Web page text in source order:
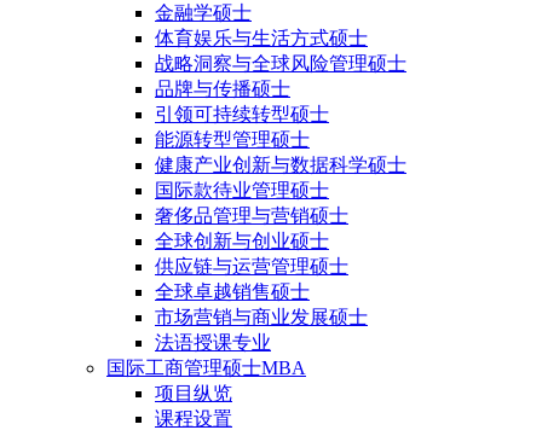
金融学硕士
体育娱乐与生活方式硕士
战略洞察与全球风险管理硕士
品牌与传播硕士
引领可持续转型硕士
能源转型管理硕士
健康产业创新与数据科学硕士
国际款待业管理硕士
奢侈品管理与营销硕士
全球创新与创业硕士
供应链与运营管理硕士
全球卓越销售硕士
市场营销与商业发展硕士
法语授课专业
国际工商管理硕士MBA
项目纵览
课程设置